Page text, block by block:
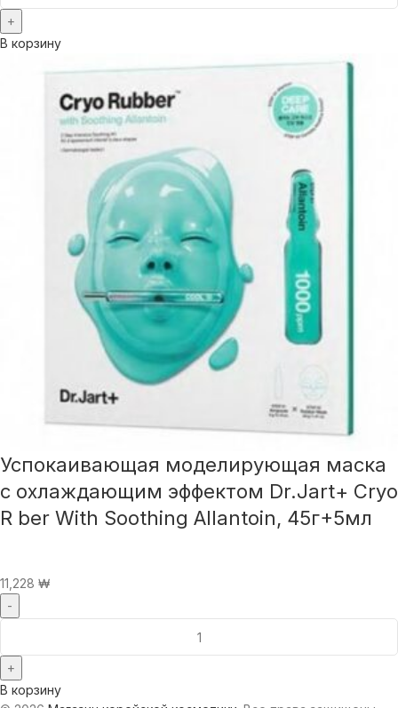
В корзину
Успокаивающая моделирующая маска
с охлаждающим эффектом Dr.Jart+ Cryo
R ber With Soothing Allantoin, 45г+5мл
11,228 ₩
В корзину